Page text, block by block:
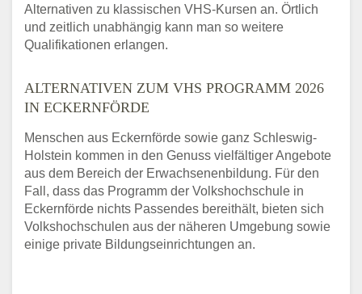
Alternativen zu klassischen VHS-Kursen an. Örtlich
und zeitlich unabhängig kann man so weitere
Qualifikationen erlangen.
ALTERNATIVEN ZUM VHS PROGRAMM 2026
IN ECKERNFÖRDE
Menschen aus Eckernförde sowie ganz Schleswig-
Holstein kommen in den Genuss vielfältiger Angebote
aus dem Bereich der Erwachsenenbildung. Für den
Fall, dass das Programm der Volkshochschule in
Eckernförde nichts Passendes bereithält, bieten sich
Volkshochschulen aus der näheren Umgebung sowie
einige private Bildungseinrichtungen an.